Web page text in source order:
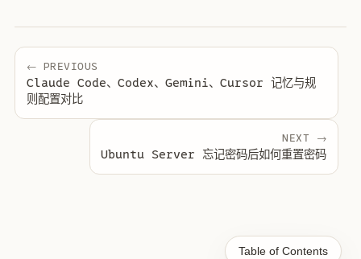
← PREVIOUS
Claude Code、Codex、Gemini、Cursor 记忆与规
则配置对比
NEXT →
Ubuntu Server 忘记密码后如何重置密码
Table of Contents